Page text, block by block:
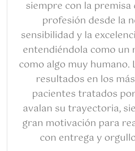
siempre con la premisa
profesión desde la
sensibilidad y la
entendiéndola como un
como algo muy humano.
resultados en los
pacientes tratados
avalan su trayectoria,
gran motivación para
con entrega y